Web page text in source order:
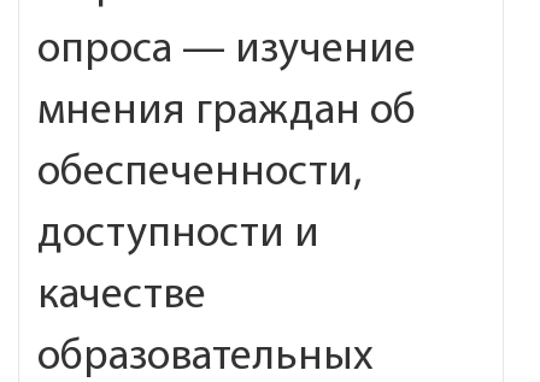
опроса — изучение
мнения граждан об
обеспеченности,
доступности и
качестве
образовательных